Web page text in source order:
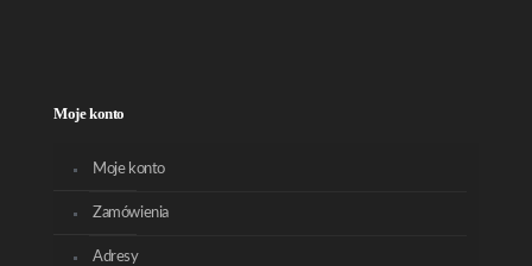
Moje konto
Moje konto
Zamówienia
Adresy